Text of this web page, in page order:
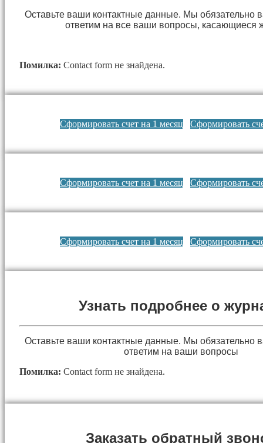
Оставьте ваши контактные данные. Мы обязательно
ответим на все ваши вопросы, касающиеся
Помилка: Contact form не знайдена.
Сформировать счет на 1 месяц Сформировать
Сформировать счет на 1 месяц Сформировать
Сформировать счет на 1 месяц Сформировать
Узнать подробнее о
Оставьте ваши контактные данные. Мы обязательно
ответим на ваши вопросы
Помилка: Contact form не знайдена.
Заказать обратный